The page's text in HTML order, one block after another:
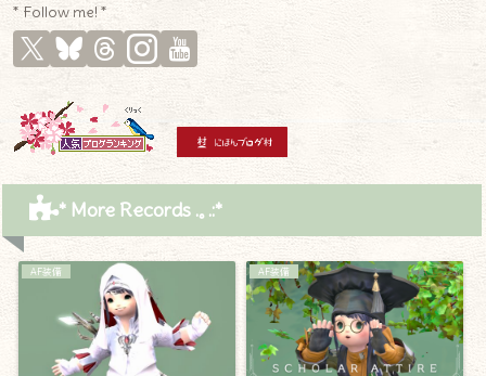
* Follow me! *
* More Records .｡.:*
AF装備 AF装備